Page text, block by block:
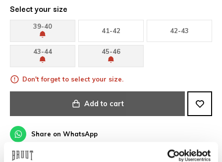
Select your size
39-40
41-42 42-43
43-44 45-46
Don't forget to select your size.
Add to cart
Share on WhatsApp